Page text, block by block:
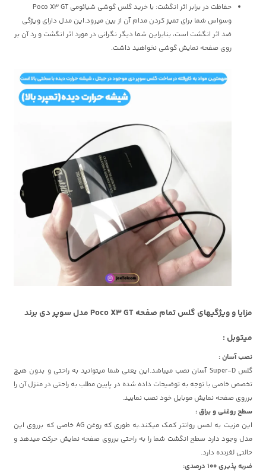
حفاظت در برابر اثر انگشت: با خرید گلس گوشی شیائومی Poco X3 GT
وسواس شما برای تمیز کردن مدام آن از بین میرود.این مدل دارای ویژگی
ضد اثر انگشت است، بنابراین شما دیگر نگرانی در مورد اثر انگشت و رد آن بر
روی صفحه نمایش گوشی نخواهید داشت.
مزایا و ویژگیهای گلس تمام صفحه Poco X3 GT مدل سوپر دی برند
میتوبل :
نصب آسان :
گلس Super-D آسان نصب میباشد.این یعنی شما میتوانید به راحتی و بدون هیچ
تخصص خاصی با توجه به توضیحات داده شده در پایین مطلب به راحتی در منزل آن را
برروی صفحه نمایش موبایل خود نصب نمایید.
سطح روغنی و براق :
این مزیت به لمس روانتر کمک میکند.به طوری که روغن AG خاصی که برروی این
مدل وجود دارد سطح انگشت شما را به راحتی برروی صفحه نمایش حرکت میدهد و
حالتی لغزنده دارد.
ضربه پذیری 100 درصدی: